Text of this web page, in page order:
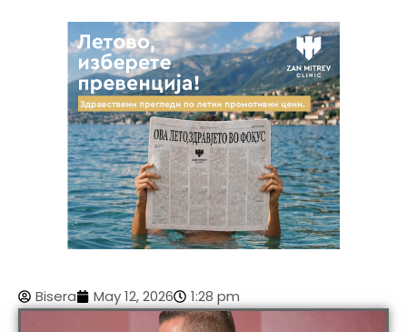
Bisera May 12, 2026 1:28 pm